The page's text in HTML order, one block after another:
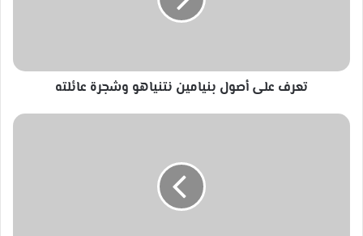
تعرف على أصول بنيامين نتنياهو وشجرة عائلته
الاعلام